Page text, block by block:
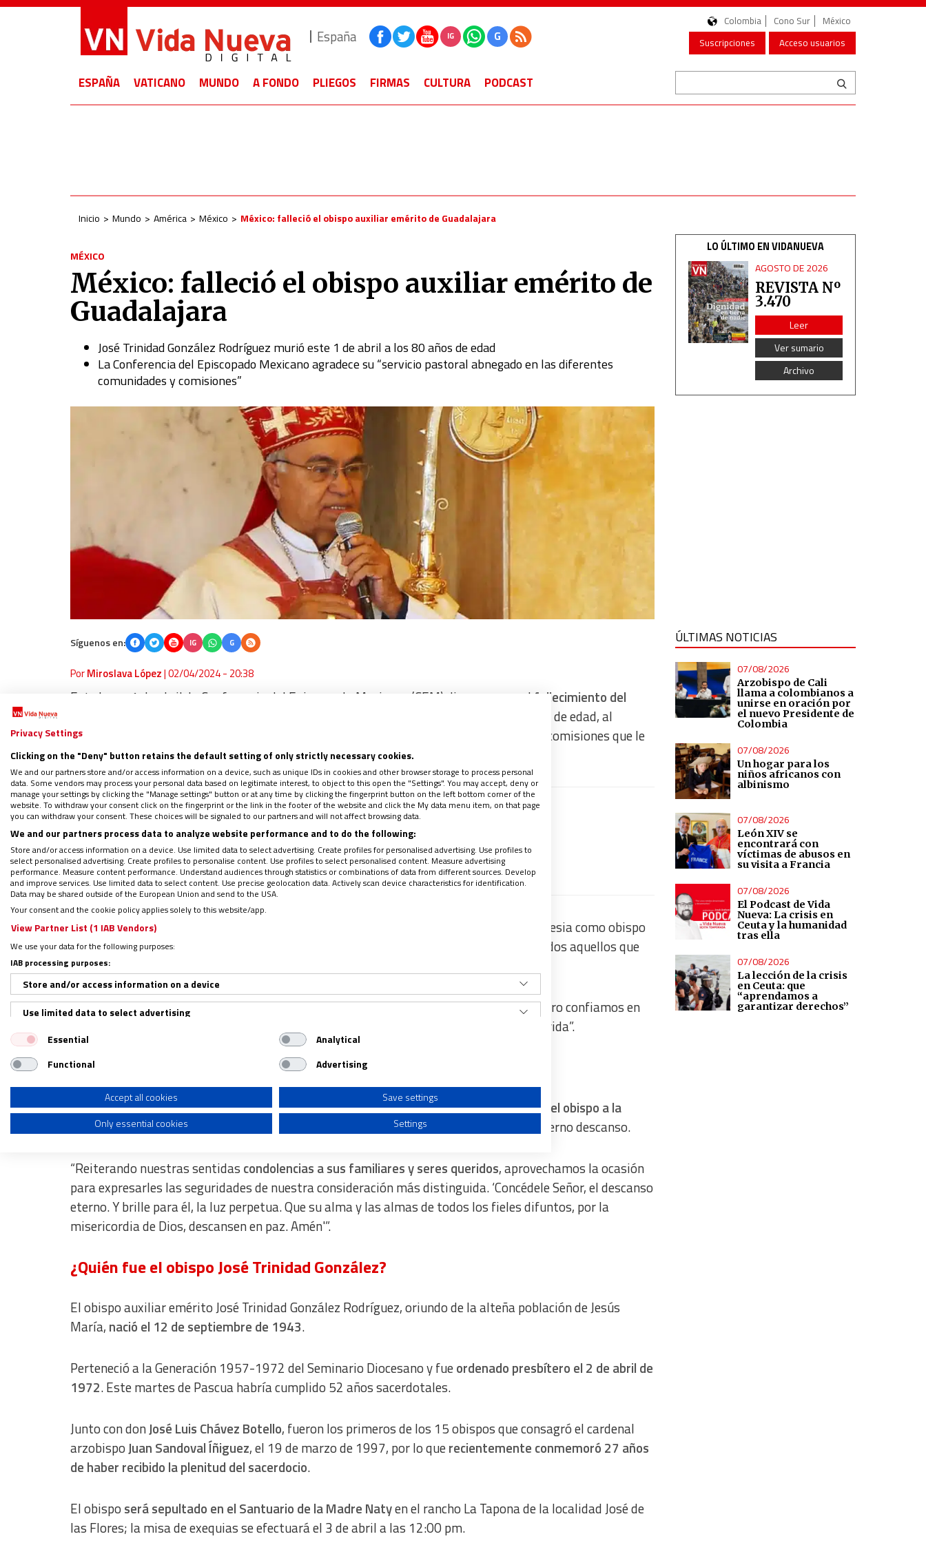
España IG G
Colombia Cono Sur
México
Suscripciones
Acceso usuarios
ESPAÑA VATICANO MUNDO A FONDO PLIEGOS FIRMAS CULTURA PODCAST
Inicio Mundo América México México: falleció el obispo auxiliar emérito de Guadalajara
MÉXICO
México: falleció el obispo auxiliar emérito de
Guadalajara
José Trinidad González Rodríguez murió este 1 de abril a los 80 años de edad
La Conferencia del Episcopado Mexicano agradece su “servicio pastoral abnegado en las diferentes
comunidades y comisiones”
Síguenos en: IG G
PorMiroslava López|02/04/2024 - 20:38
Este lunes 1 de abril, la Conferencia del Episcopado Mexicano (CEM) dio a conocer el fallecimiento del
, a los 80 años de edad, al
tiempo que agradeció su “servicio pastoral abnegado en las diferentes comunidades y comisiones que le
fueron encomendadas”.
WHATSAPP: Sigue nuestro canal para recibir gratis la mejor información
PODCAST: El Viernes Santo… y las estaciones de la información
Regístrate en el boletín gratuito y recibe un avance de los contenidos
Al expresar su dolor por el deceso, la CEM destacó que el obispo sirvió fielmente a la Iglesia como obispo
auxiliar: “suentrega y dedicación fueron un testimonio vivo del amor de Cristo
para todos aquellos que
tuvieron la bendición de conocerle”.
“Su partida a la Casa del Padre dejaun gran vacío en la Arquidiócesis de Guadalajara, pero confiamos en
que ahora goza de la presencia del Señor, a quien sirvió con tanta devoción durante su vida”.
El obispo será sepultado en el Santuario de la Madre Naty
La CEM pidió a la Iglesia en México estar “unidos en la oración” yencomendar el alma del obispo a la
infinita misericordia de Dios Nuestro Señor
, y ofrecer un triduo de eucaristías por su eterno descanso.
“Reiterando nuestras sentidas condolencias a sus familiares y seres queridos, aprovechamos la ocasión
para expresarles las seguridades de nuestra consideración más distinguida. ‘Concédele Señor, el descanso
eterno. Y brille para él, la luz perpetua. Que su alma y las almas de todos los fieles difuntos, por la
misericordia de Dios, descansen en paz. Amén'”.
¿Quién fue el obispo José Trinidad González?
El obispo auxiliar emérito José Trinidad González Rodríguez, oriundo de la alteña población de Jesús
María, nació el 12 de septiembre de 1943.
Perteneció a la Generación 1957-1972 del Seminario Diocesano y fueordenado presbítero el 2 de abril de
1972. Este martes de Pascua habría cumplido 52 años sacerdotales.
Junto con donJosé Luis Chávez Botello, fueron los primeros de los 15 obispos que consagró el cardenal
arzobispoJuan Sandoval Íñiguez, el 19 de marzo de 1997, por lo querecientemente conmemoró 27 años
de haber recibido la plenitud del sacerdocio.
El obispo será sepultado en el Santuario de la Madre Natyen el rancho La Tapona de la localidad José de
las Flores; la misa de exequias se efectuará el 3 de abril a las 12:00 pm.
LO ÚLTIMO EN VIDANUEVA
AGOSTO DE 2026
REVISTA Nº
3.470
Leer
Ver sumario
Archivo
ÚLTIMAS NOTICIAS
07/08/2026
Arzobispo de Cali
llama a colombianos a
unirse en oración por
el nuevo Presidente de
Colombia
07/08/2026
Un hogar para los
niños africanos con
albinismo
07/08/2026
León XIV se
encontrará con
víctimas de abusos en
su visita a Francia
07/08/2026
El Podcast de Vida
Nueva: La crisis en
Ceuta y la humanidad
tras ella
07/08/2026
La lección de la crisis
en Ceuta: que
“aprendamos a
garantizar derechos”
Privacy Settings
Clicking on the "Deny" button retains the default setting of only strictly necessary cookies.
We and our partners store and/or access information on a device, such as unique IDs in cookies and other browser storage to process personal
data. Some vendors may process your personal data based on legitimate interest, to object to this open the "Settings". You may accept, deny or
manage your settings by clicking the "Manage settings" button or at any time by clicking the fingerprint button on the left bottom corner of the
website. To withdraw your consent click on the fingerprint or the link in the footer of the website and click the My data menu item, on that page
you can withdraw your consent. These choices will be signaled to our partners and will not affect browsing data.
We and our partners process data to analyze website performance and to do the following:
Store and/or access information on a device. Use limited data to select advertising. Create profiles for personalised advertising. Use profiles to
select personalised advertising. Create profiles to personalise content. Use profiles to select personalised content. Measure advertising
performance. Measure content performance. Understand audiences through statistics or combinations of data from different sources. Develop
and improve services. Use limited data to select content. Use precise geolocation data. Actively scan device characteristics for identification.
Data may be shared outside of the European Union and send to the USA.
Your consent and the cookie policy applies solely to this website/app.
View Partner List (1 IAB Vendors)
We use your data for the following purposes:
IAB processing purposes:
Store and/or access information on a device
Use limited data to select advertising
Create profiles for personalised advertising
Use profiles to select personalised advertising
Create profiles to personalise content
Use profiles to select personalised content
Measure content performance
Understand audiences through statistics or combinations of data from different sources
Use limited data to select content
Use precise geolocation data
Identify devices based on information actively requested
Non-IAB processing purposes:
Advertising
Essential
Analytical
Functional
Advertising
Accept all cookies
Save settings
Only essential cookies
Settings